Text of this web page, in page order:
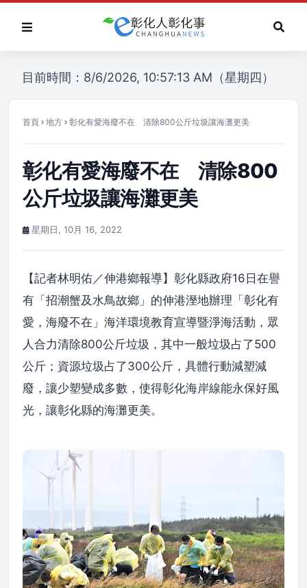
目前時間：8/6/2026, 10:57:13 AM（星期四）
首頁 地方 彰化有愛海廢不在 清除800公斤垃圾讓海灘更美
彰化有愛海廢不在 清除800
公斤垃圾讓海灘更美
星期日, 10月 16, 2022
【記者林明佑／伸港鄉報導】彰化縣政府16日在譽
有「招潮蟹及水鳥故鄉」的伸港溼地辦理「彰化有
愛，海廢不在」海洋環境教育宣導暨淨海活動，眾
人合力清除800公斤垃圾，其中一般垃圾占了500
公斤；資源垃圾占了300公斤，具體行動減塑減
廢，讓少塑變成多數，使得彰化海岸線能永保好風
光，讓彰化縣的海灘更美。